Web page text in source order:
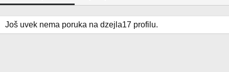
Još uvek nema poruka na dzejla17 profilu.